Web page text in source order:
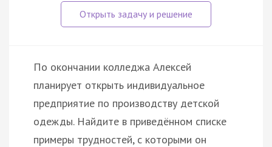
По окончании колледжа Алексей
планирует открыть индивидуальное
предприятие по производству детской
одежды. Найдите в приведённом списке
примеры трудностей, с которыми он